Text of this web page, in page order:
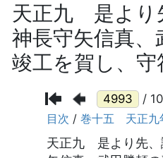
天正九 是より
神長守矢信真
竣工を賀し、守
/